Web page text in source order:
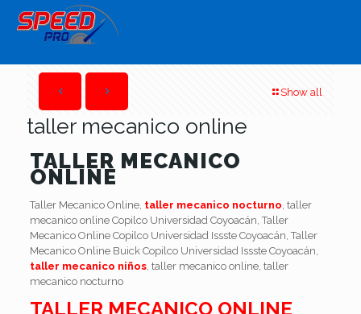
Show all
taller mecanico online
TALLER MECANICO
ONLINE
Taller Mecanico Online, taller mecanico nocturno, taller
mecanico online Copilco Universidad Coyoacán, Taller
Mecanico Online Copilco Universidad Issste Coyoacán, Taller
Mecanico Online Buick Copilco Universidad Issste Coyoacán,
taller mecanico niños, taller mecanico online, taller
mecanico nocturno
TALLER MECANICO ONLINE